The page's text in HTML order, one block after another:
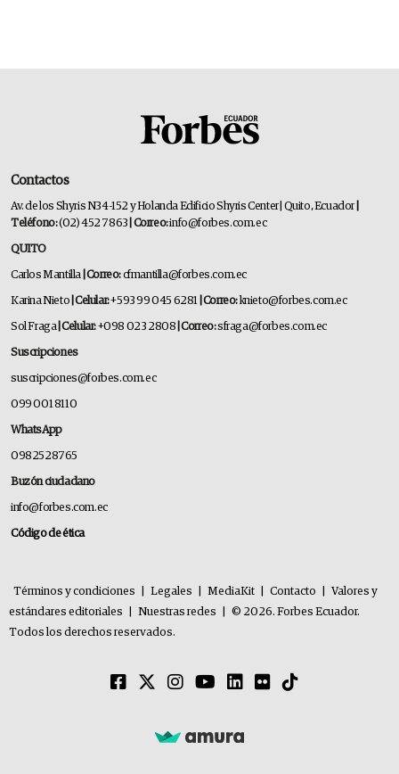
Contactos
Av. de los Shyris N34-152 y Holanda Edificio Shyris Center | Quito, Ecuador
Teléfono:(02) 452 7863 | Correo:info@forbes.com.ec
QUITO
Carlos Mantilla | Correo:cfmantilla@forbes.com.ec
Karina Nieto | Celular:+593 99 045 6281 | Correo:knieto@forbes.com.ec
Sol Fraga| Celular:+098 023 2808 | Correo:sfraga@forbes.com.ec
Suscripciones
suscripciones@forbes.com.ec
099 001 8110
WhatsApp
0982528765
Buzón ciudadano
info@forbes.com.ec
Código de ética
Términos y condiciones Legales MediaKit Contacto
Valores y
estándares editoriales
Nuestras redes
© 2026. Forbes Ecuador.
Todos los derechos reservados.